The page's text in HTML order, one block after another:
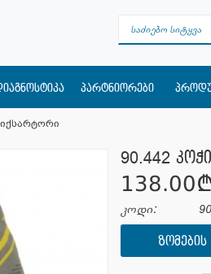
პარტნიორები
90.442
კოდი: